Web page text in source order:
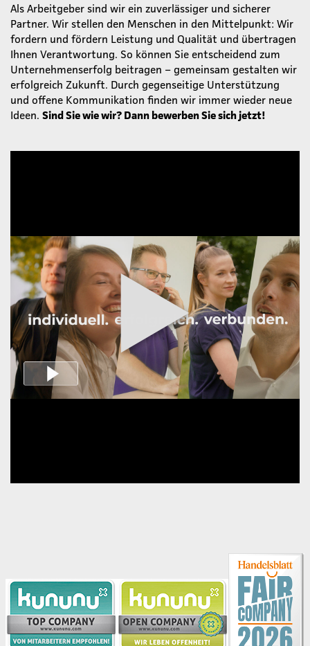
Als Arbeitgeber sind wir ein zuverlässiger und sicherer
Partner. Wir stellen den Menschen in den Mittelpunkt: Wir
fordern und fördern Leistung und Qualität und übertragen
Ihnen Verantwortung. So können Sie entscheidend zum
Unternehmenserfolg beitragen – gemeinsam gestalten wir
erfolgreich Zukunft. Durch gegenseitige Unterstützung
und offene Kommunikation finden wir immer wieder neue
Ideen. Sind Sie wie wir? Dann bewerben Sie sich jetzt!